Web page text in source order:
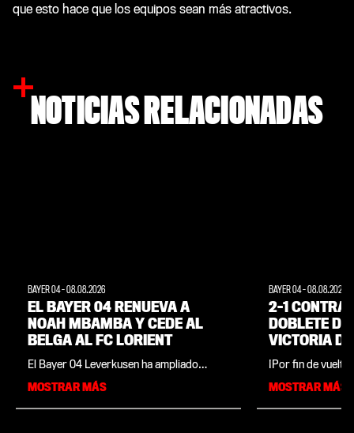
que esto hace que los equipos sean más atractivos.
NOTICIAS RELACIONADAS
BAYER 04-08.08.2026
EL BAYER 04 RENUEVA A
NOAH MBAMBA Y CEDE AL
BELGA AL FC LORIENT
El Bayer 04 Leverkusen ha ampliado
anticipadamente por un año el contrato
del centrocampista Noah Mbamba y ha
MOSTRAR MÁS
BAYER 04-08.08.2026
2-1 CONTRA
DOBLETE
VICTORIA
LA
TEMPORADA
¡Por fin de
primera vez tras
Werkself volvió a
MOSTRAR MÁS